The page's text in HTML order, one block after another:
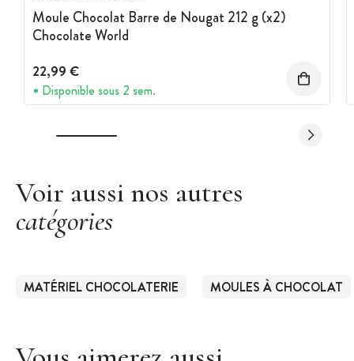
Moule Chocolat Barre de Nougat 212 g (x2)
Chocolate World
22,99 €
Disponible sous 2 sem.
Voir aussi nos autres
catégories
MATÉRIEL CHOCOLATERIE MOULES À CHOCOLAT